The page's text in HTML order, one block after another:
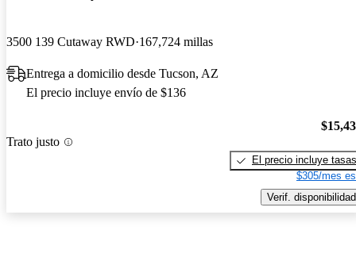
3500 139 Cutaway RWD 167,724 millas
Entrega a domicilio desde Tucson, AZ
El precio incluye envío de $136
Trato justo
El precio incluye tasas
$305/mes
Verif. disponibilidad